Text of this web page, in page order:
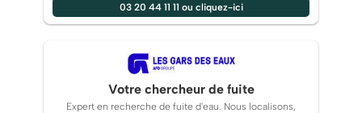
03 20 44 11 11 ou cliquez-ici
Votre chercheur de fuite
Expert en recherche de fuite d'eau. Nous localisons,